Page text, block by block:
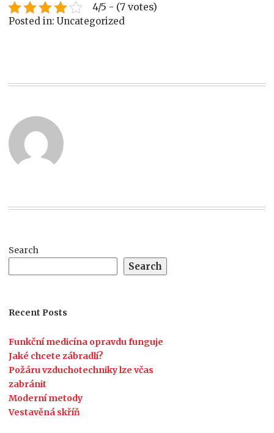
4/5 - (7 votes)
Posted in: Uncategorized
Search
Search
Recent Posts
Funkční medicína opravdu funguje
Jaké chcete zábradlí?
Požáru vzduchotechniky lze včas
zabránit
Moderní metody
Vestavěná skříň